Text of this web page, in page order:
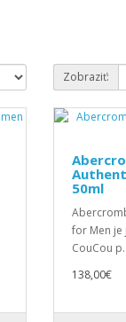
Zobraziť:
50ml
for Men
CouCou p..
138,00€